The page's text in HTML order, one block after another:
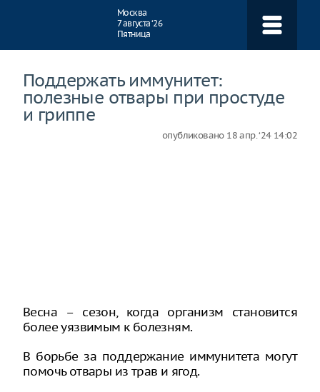
Москва
7 августа ‘26
Пятница
Поддержать иммунитет:
полезные отвары при простуде
и гриппе
опубликовано 18 апр. ‘24 14:02
Весна – сезон, когда организм становится
более уязвимым к болезням.
В борьбе за поддержание иммунитета могут
помочь отвары из трав и ягод.